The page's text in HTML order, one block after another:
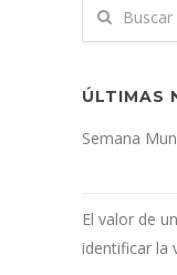
ÚLTIMAS
Semana
El valor de
identificar la